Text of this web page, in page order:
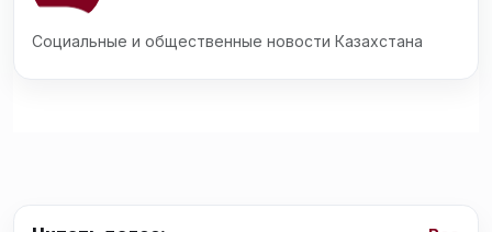
Социальные и общественные новости Казахстана